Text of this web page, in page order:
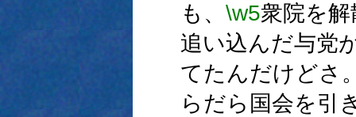
も、 \w5衆院を
追い込んだ与党
てたんだけどさ
らだら国会を引